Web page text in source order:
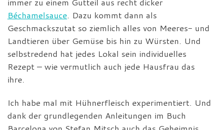
immer zu einem Gutteil aus recht dicker
Béchamelsauce. Dazu kommt dann als
Geschmackszutat so ziemlich alles von Meeres- und
Landtieren über Gemüse bis hin zu Würsten. Und
selbstredend hat jedes Lokal sein individuelles
Rezept – wie vermutlich auch jede Hausfrau das
ihre.
Ich habe mal mit Hühnerfleisch experimentiert. Und
dank der grundlegenden Anleitungen im Buch